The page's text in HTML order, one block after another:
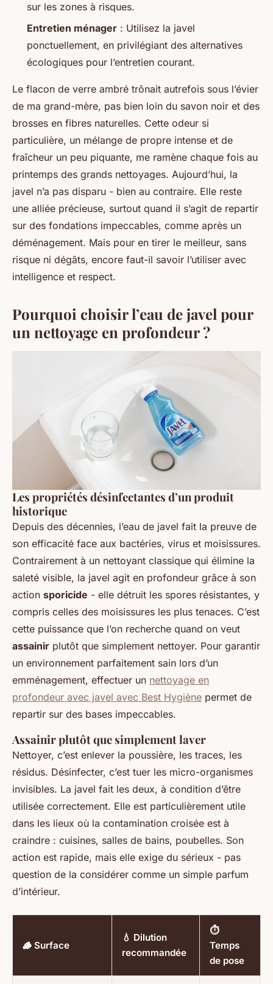
sur les zones à risques.
Entretien ménager : Utilisez la javel
ponctuellement, en privilégiant des alternatives
écologiques pour l’entretien courant.
Le flacon de verre ambré trônait autrefois sous l’évier
de ma grand-mère, pas bien loin du savon noir et des
brosses en fibres naturelles. Cette odeur si
particulière, un mélange de propre intense et de
fraîcheur un peu piquante, me ramène chaque fois au
printemps des grands nettoyages. Aujourd’hui, la
javel n’a pas disparu - bien au contraire. Elle reste
une alliée précieuse, surtout quand il s’agit de repartir
sur des fondations impeccables, comme après un
déménagement. Mais pour en tirer le meilleur, sans
risque ni dégâts, encore faut-il savoir l’utiliser avec
intelligence et respect.
Pourquoi choisir l’eau de javel pour
un nettoyage en profondeur ?
Les propriétés désinfectantes d’un produit
historique
Depuis des décennies, l’eau de javel fait la preuve de
son efficacité face aux bactéries, virus et moisissures.
Contrairement à un nettoyant classique qui élimine la
saleté visible, la javel agit en profondeur grâce à son
action sporicide - elle détruit les spores résistantes, y
compris celles des moisissures les plus tenaces. C’est
cette puissance que l’on recherche quand on veut
assainir plutôt que simplement nettoyer. Pour garantir
un environnement parfaitement sain lors d’un
emménagement, effectuer un nettoyage en
profondeur avec javel avec Best Hygiène permet de
repartir sur des bases impeccables.
Assainir plutôt que simplement laver
Nettoyer, c’est enlever la poussière, les traces, les
résidus. Désinfecter, c’est tuer les micro-organismes
invisibles. La javel fait les deux, à condition d’être
utilisée correctement. Elle est particulièrement utile
dans les lieux où la contamination croisée est à
craindre : cuisines, salles de bains, poubelles. Son
action est rapide, mais elle exige du sérieux - pas
question de la considérer comme un simple parfum
d’intérieur.
🪵 Surface
💧 Dilution
recommandée
⏱️
Temps
de pose